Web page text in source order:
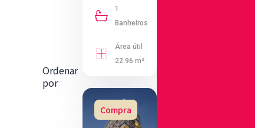
Ordenar
por
1
Banheiros
Área útil
22.96 m²
Compra